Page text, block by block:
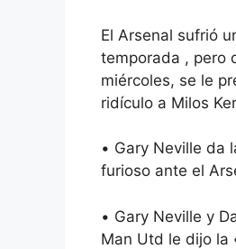
El Arsenal sufrió
temporada , pero
miércoles, se le
ridículo a Milos
• Gary Neville da
furioso ante el
• Gary Neville y
Man Utd le dijo la